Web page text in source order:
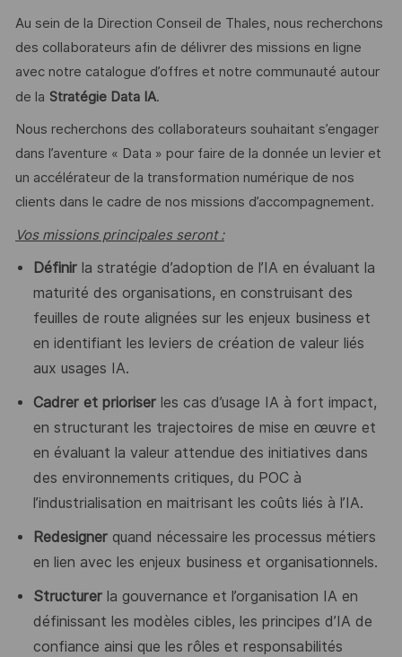
Au sein de la Direction Conseil de Thales, nous recherchons
des collaborateurs afin de délivrer des missions en ligne
avec notre catalogue d’offres et notre communauté autour
de la Stratégie Data IA.
Nous recherchons des collaborateurs souhaitant s’engager
dans l’aventure « Data » pour faire de la donnée un levier et
un accélérateur de la transformation numérique de nos
clients dans le cadre de nos missions d’accompagnement.
Vos missions principales seront :
Définir la stratégie d’adoption de l’IA en évaluant la
maturité des organisations, en construisant des
feuilles de route alignées sur les enjeux business et
en identifiant les leviers de création de valeur liés
aux usages IA.
Cadrer et prioriser les cas d’usage IA à fort impact,
en structurant les trajectoires de mise en œuvre et
en évaluant la valeur attendue des initiatives dans
des environnements critiques, du POC à
l’industrialisation en maitrisant les coûts liés à l’IA.
Redesigner quand nécessaire les processus métiers
en lien avec les enjeux business et organisationnels.
Structurer la gouvernance et l’organisation IA en
définissant les modèles cibles, les principes d’IA de
confiance ainsi que les rôles et responsabilités